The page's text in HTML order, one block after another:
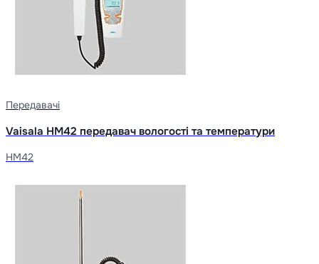
Передавачі
Vaisala HM42 передавач вологості та температури
HM42